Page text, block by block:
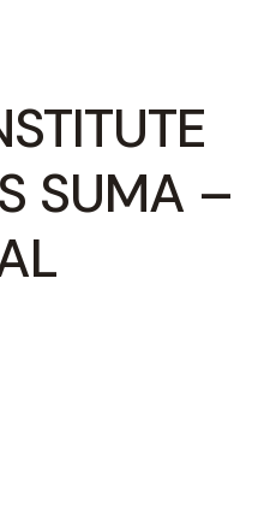
SUMA –